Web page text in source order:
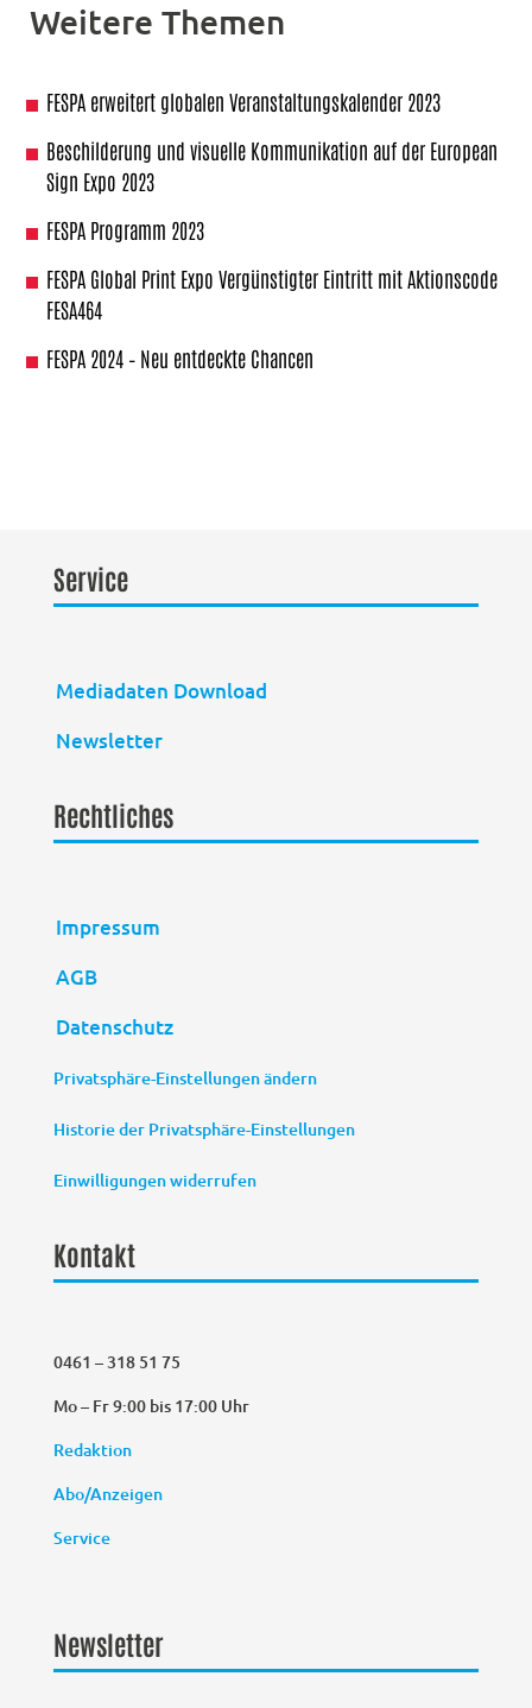
Weitere Themen
FESPA erweitert globalen Veranstaltungskalender 2023
Beschilderung und visuelle Kommunikation auf der European
Sign Expo 2023
FESPA Programm 2023
FESPA Global Print Expo Vergünstigter Eintritt mit Aktionscode
FESA464
FESPA 2024 – Neu entdeckte Chancen
Service
Mediadaten Download
Newsletter
Rechtliches
Impressum
AGB
Datenschutz
Privatsphäre-Einstellungen ändern
Historie der Privatsphäre-Einstellungen
Einwilligungen widerrufen
Kontakt
0461 – 318 51 75
Mo – Fr 9:00 bis 17:00 Uhr
Redaktion
Abo/Anzeigen
Service
Newsletter